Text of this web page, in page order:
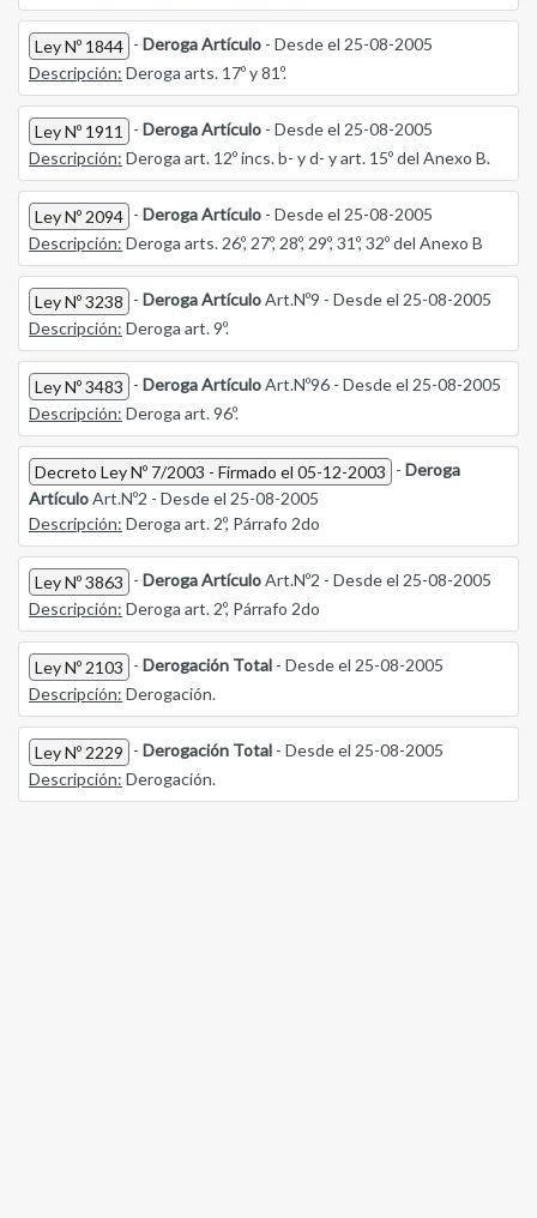
Ley Nº 1844 - Deroga Artículo - Desde el 25-08-2005
Descripción: Deroga arts. 17º y 81º.
Ley Nº 1911 - Deroga Artículo - Desde el 25-08-2005
Descripción: Deroga art. 12º incs. b- y d- y art. 15º del Anexo B.
Ley Nº 2094 - Deroga Artículo - Desde el 25-08-2005
Descripción: Deroga arts. 26º, 27º, 28º, 29º, 31º, 32º del Anexo B
Ley Nº 3238 - Deroga ArtículoArt.Nº9 - Desde el 25-08-2005
Descripción: Deroga art. 9º.
Ley Nº 3483 - Deroga ArtículoArt.Nº96 - Desde el 25-08-2005
Descripción: Deroga art. 96º.
Decreto Ley Nº 7/2003 - Firmado el 05-12-2003 - Deroga
ArtículoArt.Nº2 - Desde el 25-08-2005
Descripción: Deroga art. 2º, Párrafo 2do
Ley Nº 3863 - Deroga ArtículoArt.Nº2 - Desde el 25-08-2005
Descripción: Deroga art. 2º, Párrafo 2do
Ley Nº 2103 - Derogación Total - Desde el 25-08-2005
Descripción: Derogación.
Ley Nº 2229 - Derogación Total - Desde el 25-08-2005
Descripción: Derogación.